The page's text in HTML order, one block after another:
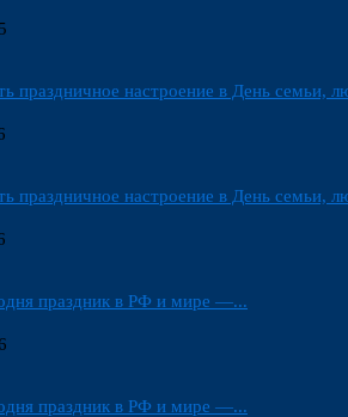
праздничное настроение в День семьи,
праздничное настроение в День семьи,
праздник в РФ и мире —...
праздник в РФ и мире —...